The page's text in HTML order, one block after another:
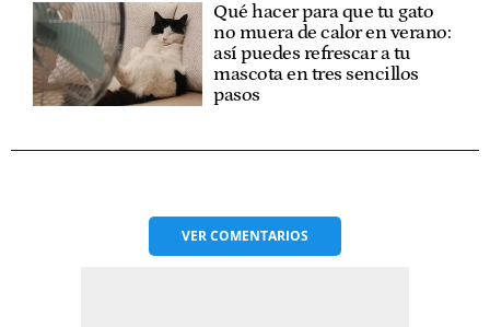
Qué hacer para que tu gato
no muera de calor en verano:
así puedes refrescar a tu
mascota en tres sencillos
pasos
VERCOMENTARIOS